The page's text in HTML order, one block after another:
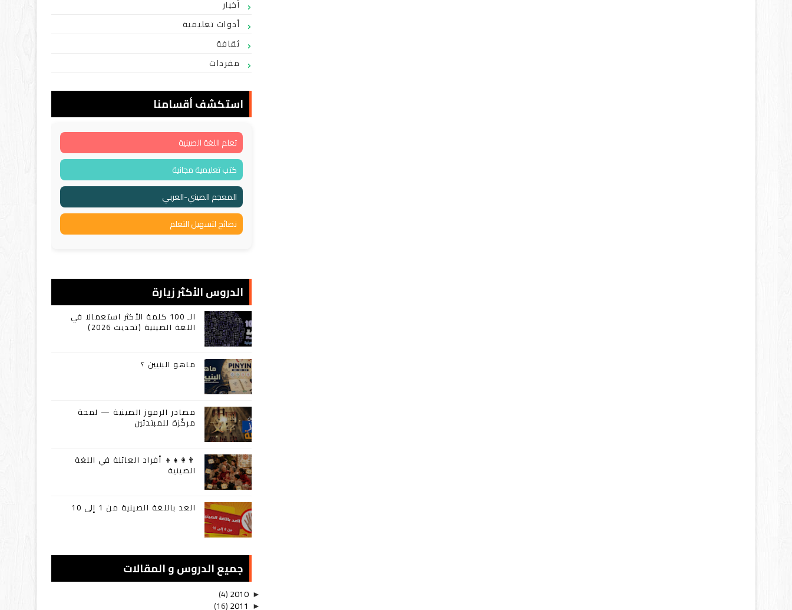
أخبار
أدوات تعليمية
ثقافة
مفردات
استكشف أقسامنا
تعلم اللغة الصينية
كتب تعليمية مجانية
المعجم الصيني-العربي
نصائح لتسهيل التعلم
الدروس الأكثر زيارة
الـ 100 كلمة الأكثر استعمالا في
اللغة الصينية (تحديث 2026)
ماهو البنيين ؟
مصادر الرموز الصينية — لمحة
مركّزة للمبتدئين
👨‍👩‍👧‍👦 أفراد العائلة في اللغة
الصينية
العد باللغة الصينية من 1 إلى 10
جميع الدروس و المقالات
►
2010
(4)
►
2011
(16)